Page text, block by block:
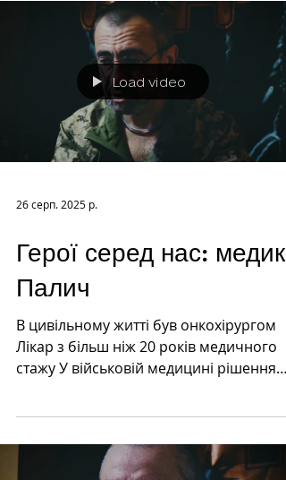
Load video
26 серп. 2025 р.
Герої серед нас: медик
Палич
В цивільному житті був онкохірургом
Лікар з більш ніж 20 років медичного
стажу У військовій медицині рішення